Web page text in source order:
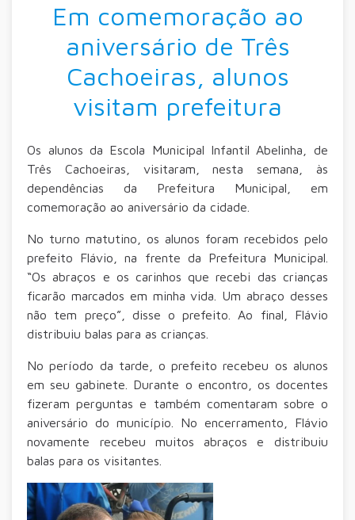
Em comemoração ao
aniversário de Três
Cachoeiras, alunos
visitam prefeitura
Os alunos da Escola Municipal Infantil Abelinha, de
Três Cachoeiras, visitaram, nesta semana, às
dependências da Prefeitura Municipal, em
comemoração ao aniversário da cidade.
No turno matutino, os alunos foram recebidos pelo
prefeito Flávio, na frente da Prefeitura Municipal.
“Os abraços e os carinhos que recebi das crianças
ficarão marcados em minha vida. Um abraço desses
não tem preço”, disse o prefeito. Ao final, Flávio
distribuiu balas para as crianças.
No período da tarde, o prefeito recebeu os alunos
em seu gabinete. Durante o encontro, os docentes
fizeram perguntas e também comentaram sobre o
aniversário do município. No encerramento, Flávio
novamente recebeu muitos abraços e distribuiu
balas para os visitantes.